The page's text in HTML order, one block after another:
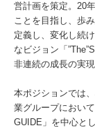
営計画を策定。20
ことを目指し、歩
定義し、変化し続
なビジョン「
非連続の成長の実
本ポジションでは
業グループにおい
GUIDE」を中心と